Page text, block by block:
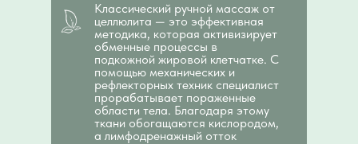
Классический ручной массаж от
целлюлита — это эффективная
методика, которая активизирует
обменные процессы в
подкожной жировой клетчатке. С
помощью механических и
рефлекторных техник специалист
прорабатывает пораженные
области тела. Благодаря этому
ткани обогащаются кислородом,
а лимфодренажный отток